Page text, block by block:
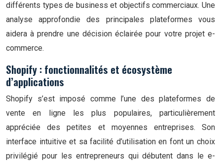
différents types de business et objectifs commerciaux. Une
analyse approfondie des principales plateformes vous
aidera à prendre une décision éclairée pour votre projet e-
commerce.
Shopify : fonctionnalités et écosystème
d’applications
Shopify s’est imposé comme l’une des plateformes de
vente en ligne les plus populaires, particulièrement
appréciée des petites et moyennes entreprises. Son
interface intuitive et sa facilité d’utilisation en font un choix
privilégié pour les entrepreneurs qui débutent dans le e-